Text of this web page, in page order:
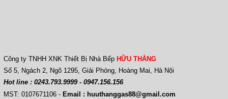
Công ty TNHH XNK Thiết Bị Nhà Bếp HỮU THẮNG
Số 5, Ngách 2, Ngõ 1295, Giải Phóng, Hoàng Mai, Hà Nội
Hot line : 0243.793.9999 - 0947.156.156
MST: 0107671106 - Email : huuthanggas88@gmail.com